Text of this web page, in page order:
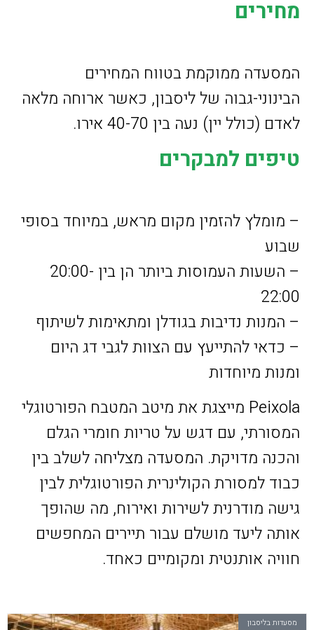
מחירים
המסעדה ממוקמת בטווח המחירים
הבינוני-גבוה של ליסבון, כאשר ארוחה מלאה
לאדם (כולל יין) נעה בין 40-70 אירו.
טיפים למבקרים
– מומלץ להזמין מקום מראש, במיוחד בסופי
שבוע
– השעות העמוסות ביותר הן בין 20:00-
22:00
– המנות נדיבות בגודלן ומתאימות לשיתוף
– כדאי להתייעץ עם הצוות לגבי דג היום
ומנות מיוחדות
Peixola מייצגת את מיטב המטבח הפורטוגלי
המסורתי, עם דגש על טריות חומרי הגלם
והכנה מדויקת. המסעדה מצליחה לשלב בין
כבוד למסורת הקולינרית הפורטוגלית לבין
גישה מודרנית לשירות ואירוח, מה שהופך
אותה ליעד מושלם עבור תיירים המחפשים
חוויה אותנטית ומקומיים כאחד.
מסעדות בליסבון